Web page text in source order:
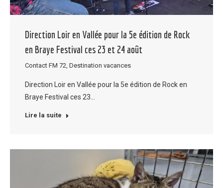
Direction Loir en Vallée pour la 5e édition de Rock
en Braye Festival ces 23 et 24 août
Contact FM 72 Destination vacances
Direction Loir en Vallée pour la 5e édition de Rock en
Braye Festival ces 23…
Lire la suite